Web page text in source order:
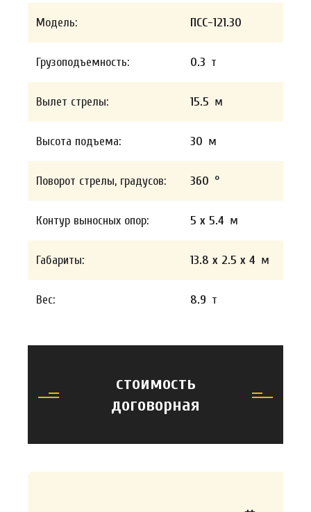
Модель: ПСС-121.30
Грузоподъемность: 0.3 т
Вылет стрелы: 15.5 м
Высота подъема: 30 м
Поворот стрелы, градусов: 360 °
Контур выносных опор: 5 x 5.4 м
Габариты: 13.8 x 2.5 x 4 м
Вес: 8.9 т
стоимость
договорная